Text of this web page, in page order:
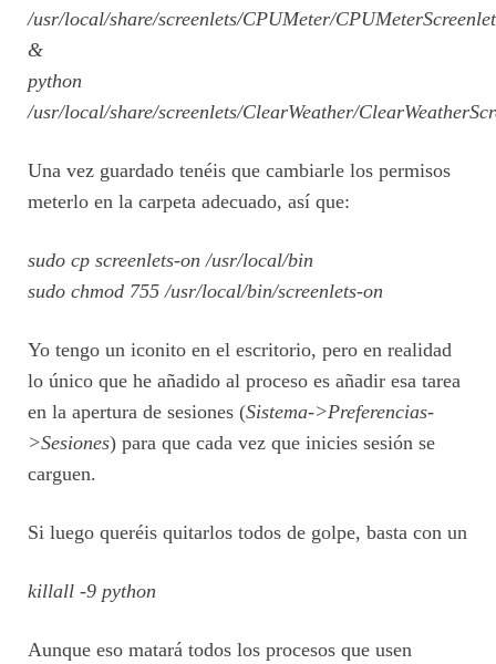
/usr/local/share/screenlets/CPUMeter/
&
python
/usr/local/share/screenlets/ClearWeather/
Una vez guardado tenéis que cambiarle los permisos
meterlo en la carpeta adecuado, así que:
sudo cp screenlets-on /usr/local/bin
sudo chmod 755 /usr/local/bin/screenlets-on
Yo tengo un iconito en el escritorio, pero en realidad
lo único que he añadido al proceso es añadir esa tarea
en la apertura de sesiones (Sistema->Preferencias-
>Sesiones) para que cada vez que inicies sesión se
carguen.
Si luego queréis quitarlos todos de golpe, basta con un
killall -9 python
Aunque eso matará todos los procesos que usen